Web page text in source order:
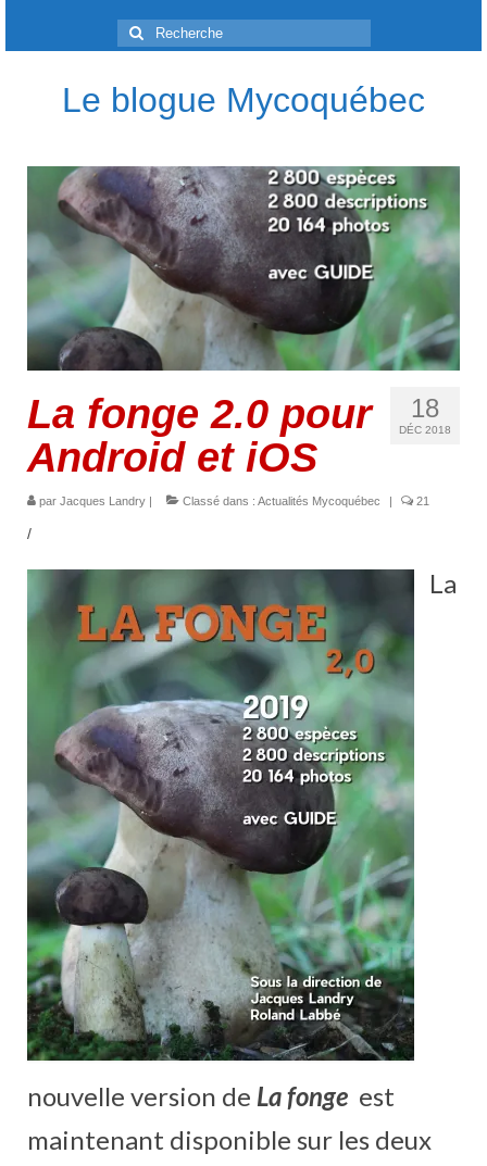
Rechercher
:
Le blogue Mycoquébec
18
DÉC 2018
La fonge 2.0 pour
Android et iOS
par Jacques Landry | Classé dans : Actualités Mycoquébec | 21
/
La
nouvelle version de La fonge est
maintenant disponible sur les deux